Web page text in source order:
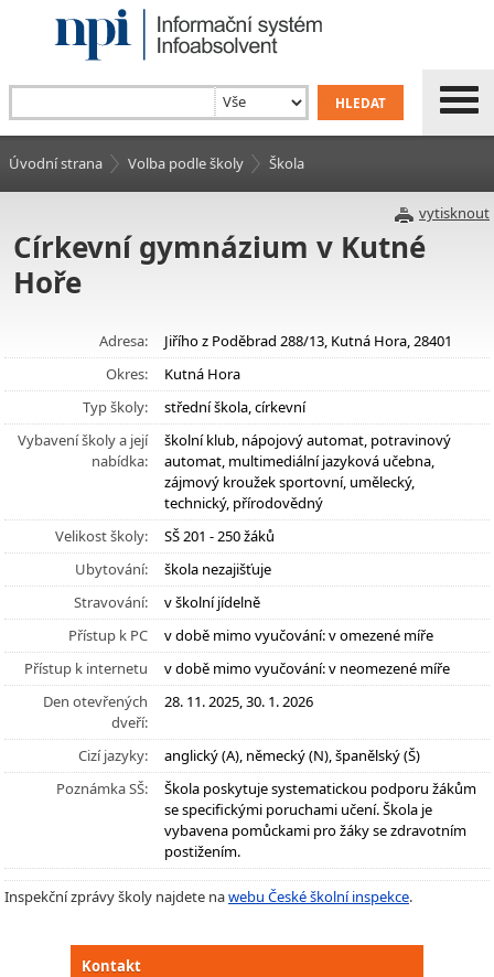
Úvodní strana Volba podle školy Škola
vytisknout
Církevní gymnázium v Kutné
Hoře
Adresa:
Jiřího z Poděbrad 288/13, Kutná Hora, 28401
Okres:
Kutná Hora
Typ školy:
střední škola, církevní
Vybavení školy a její
nabídka:
školní klub, nápojový automat, potravinový
automat, multimediální jazyková učebna,
zájmový kroužek sportovní, umělecký,
technický, přírodovědný
Velikost školy:
SŠ 201 - 250 žáků
Ubytování:
škola nezajišťuje
Stravování:
v školní jídelně
Přístup k PC
v době mimo vyučování: v omezené míře
Přístup k internetu
v době mimo vyučování: v neomezené míře
Den otevřených
dveří:
28. 11. 2025, 30. 1. 2026
Cizí jazyky:
anglický (A), německý (N), španělský (Š)
Poznámka SŠ:
Škola poskytuje systematickou podporu žákům
se specifickými poruchami učení. Škola je
vybavena pomůckami pro žáky se zdravotním
postižením.
Inspekční zprávy školy najdete nawebu České školní inspekce.
Kontakt